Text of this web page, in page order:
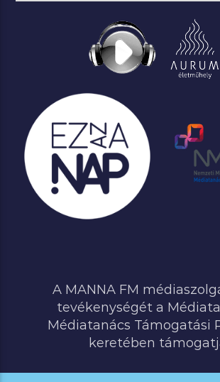
A MANNA FM
tevékenységét a
Médiatanács Támogatási
keretében